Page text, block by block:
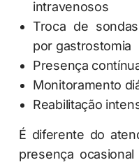
intravenosos
Troca de
por gastrostomia
Presença
Monitoramento
Reabilitação
É diferente do
presença